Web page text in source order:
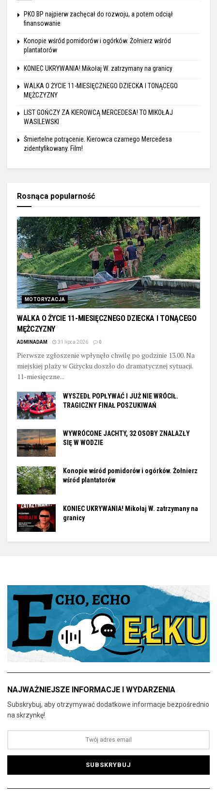
PKO BP najpierw zachęcał do rozwoju, a potem odciął
finansowanie
Konopie wśród pomidorów i ogórków. Żołnierz wśród
plantatorów
KONIEC UKRYWANIA! Mikołaj W. zatrzymany na granicy
WALKA O ŻYCIE 11-MIESIĘCZNEGO DZIECKA I TONĄCEGO
MĘŻCZYZNY
LIST GOŃCZY ZA KIEROWCĄ MERCEDESA! TO MIKOŁAJ
WASILEWSKI
Śmiertelne potrącenie. Kierowca czarnego Mercedesa
zidentyfikowany. Film!
Rosnąca popularność
MOTORYZACJA
WALKA O ŻYCIE 11-MIESIĘCZNEGO DZIECKA I TONĄCEGO
MĘŻCZYZNY
ADMINADAM 31 lipca 2026 0
Pierwsze zgłoszenie wpłynęło chwilę po godzinie 13.00. Na
miejskiej plaży w Giżycku doszło do dramatycznej sytuacji.
11-miesięczne...
WYSZEDŁ POPŁYWAĆ I JUŻ NIE WRÓCIŁ.
TRAGICZNY FINAŁ POSZUKIWAŃ
WYWRÓCONE JACHTY, 32 OSOBY ZNALAZŁY
SIĘ W WODZIE
Konopie wśród pomidorów i ogórków. Żołnierz
wśród plantatorów
KONIEC UKRYWANIA! Mikołaj W. zatrzymany na
granicy
NAJWAŻNIEJSZE INFORMACJE I WYDARZENIA
Subskrybuj, aby otrzymywać dodatkowe informacje bezpośrednio
na skrzynkę!